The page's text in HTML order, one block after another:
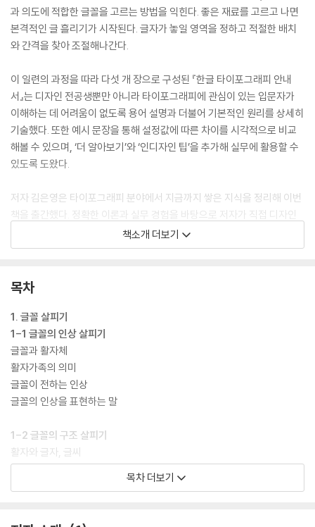
과 의도에 적합한 글꼴을 고르는 방법을 익힌다. 좋은 재료를 고르고 나면
본격적인 글 흘리기가 시작된다. 글자가 놓일 영역을 정하고 적절한 배치
와 간격을 찾아 조절해나간다.
이 일련의 과정을 따라 다섯 개 장으로 구성된 『한글 타이포그래피 안내
서』는 디자인 전공생뿐만 아니라 타이포그래피에 관심이 있는 입문자가
이해하는 데 어려움이 없도록 용어 설명과 더불어 기본적인 원리를 상세히
기술했다. 또한 예시 문장을 통해 설정값에 따른 차이를 시각적으로 비교
해볼 수 있으며, ‘더 알아보기’와 ‘인디자인 팁’을 추가해 실무에 활용할 수
있도록 도왔다.
저자 김은영은 타이포그래피 분야에서 지금까지 쌓은 지식을 정리해 이번
책을 출간했다. 정확한 이론과 실무 경험을 바탕으로 저자가 직접 디자인
한 내지와 그 안에 담긴 내용을 살펴보며 한글 타이포그래피가 무엇인지
차근히 배워나가 보자.
책소개 더보기
목차
1. 글꼴 살피기
1-1 글꼴의 인상 살피기
글꼴과 활자체
활자가족의 의미
글꼴이 전하는 인상
글꼴의 인상을 표현하는 말
1-2 글꼴의 구조 살피기
활자와 글자, 글씨
한글의 조형적 특징
목차 더보기